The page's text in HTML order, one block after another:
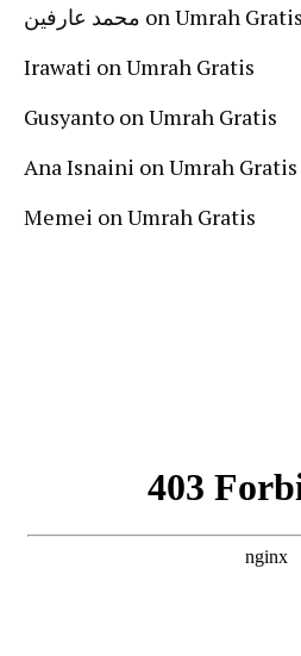
محمد عارفين on Umrah Gratis
Irawati on Umrah Gratis
Gusyanto on Umrah Gratis
Ana Isnaini on Umrah Gratis
Memei on Umrah Gratis